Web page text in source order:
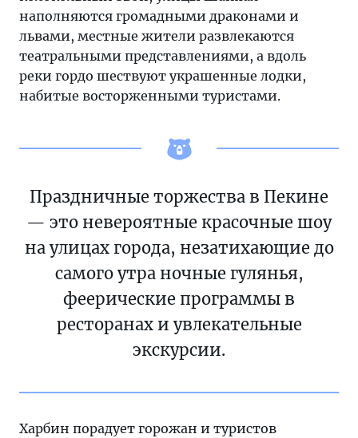
наполняются громадными драконами и
львами, местные жители развлекаются
театральными представлениями, а вдоль
реки гордо шествуют украшенные лодки,
набитые восторженными туристами.
Праздничные торжества в Пекине
— это невероятные красочные шоу
на улицах города, незатихающие до
самого утра ночные гулянья,
феерические программы в
ресторанах и увлекательные
экскурсии.
Харбин порадует горожан и туристов